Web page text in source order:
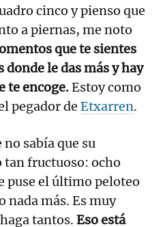
cinco y pienso que
a piernas, me noto
que te sientes
le das más y hay
te encoge.Estoy como
pegador de Etxarren.
sabía que su
tan fructuoso: ocho
puse el último peloteo
nada más. Es muy
tantos. Eso está